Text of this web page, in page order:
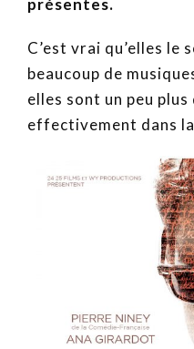
présentes.
C’est vrai qu’elles le
beaucoup de
elles sont un peu
effectivement dans